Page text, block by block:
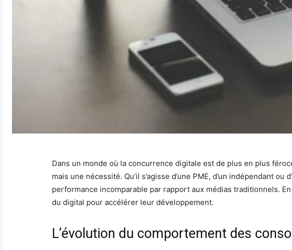
Dans un monde où la concurrence digitale est de plus en plus
mais une nécessité. Qu’il s’agisse d’une PME, d’un indépendant
performance incomparable par rapport aux médias traditionnels.
du digital pour accélérer leur développement.
L’évolution du comportement des